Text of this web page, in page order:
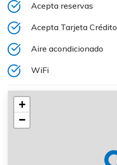
Acepta reservas
Acepta Tarjeta Crédito
Aire acondicionado
WiFi
+
−